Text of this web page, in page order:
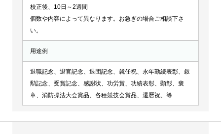
校正後、10日～2週間
個数や内容によって異なります。お急ぎの場合ご相談下さ
い。
用途例
退職記念、退官記念、退団記念、就任祝、永年勤続表彰、叙
勲記念、受賞記念、感謝状、功労賞、功績表彰、顕彰、褒
章、消防操法大会賞品、各種競技会賞品、還暦祝、等